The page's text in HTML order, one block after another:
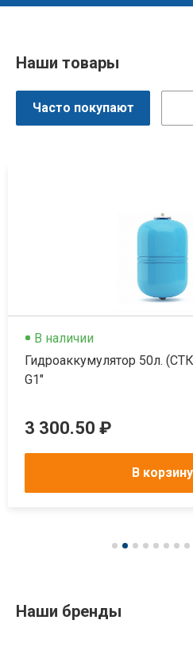
Наши товары
Часто покупают
В наличии
Гидроаккумулятор 50л.
G1"
3 300.50 ₽
В корзину
Наши бренды